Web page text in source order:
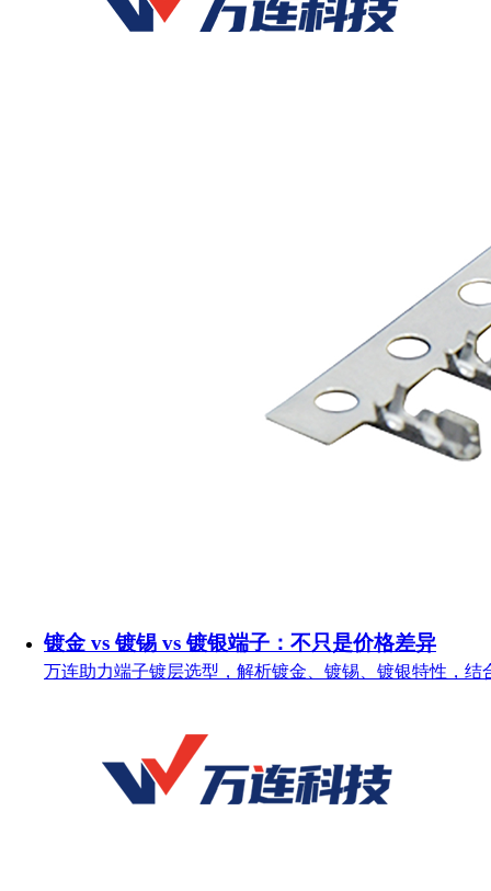
镀金 vs 镀锡 vs 镀银端子：不只是价格差异
万连助力端子镀层选型，解析镀金、镀锡、镀银特性，结